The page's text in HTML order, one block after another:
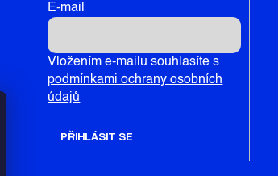
E-mail
Vložením e-mailu souhlasíte s
podmínkami ochrany osobních
údajů
PŘIHLÁSIT SE